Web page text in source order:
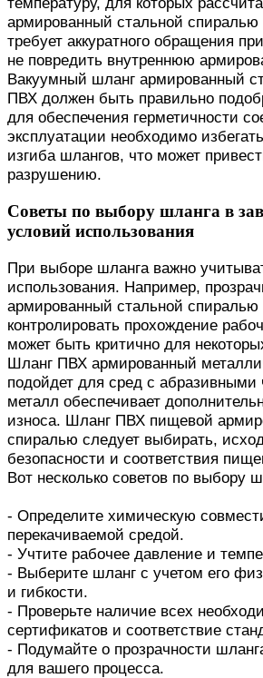
армированный стальной спиралью
требует аккуратного обращения
не повредить внутреннюю
Вакуумный шланг армированный
ПВХ должен быть правильно
для обеспечения герметичности
эксплуатации необходимо
изгиба шлангов, что может
разрушению.
Советы по выбору шланга в
условий использования
При выборе шланга важно
использования. Например,
армированный стальной спиралью
контролировать прохождение
может быть критично для
Шланг ПВХ армированный
подойдет для сред с абразивными
металл обеспечивает
износа. Шланг ПВХ пищевой
спиралью следует выбирать,
безопасности и соответствия
Вот несколько советов по выбору
- Определите химическую
перекачиваемой средой.
- Учтите рабочее давление и
- Выберите шланг с учетом его
и гибкости.
- Проверьте наличие всех
сертификатов и соответствие
- Подумайте о прозрачности
для вашего процесса.